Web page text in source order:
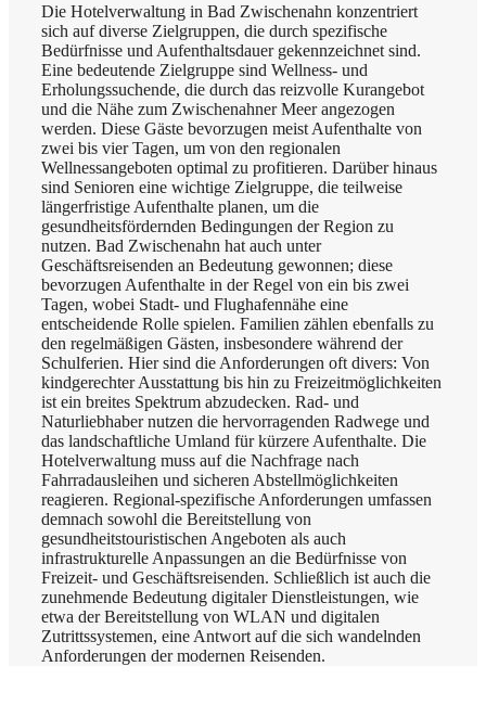
Die Hotelverwaltung in Bad Zwischenahn konzentriert
sich auf diverse Zielgruppen, die durch spezifische
Bedürfnisse und Aufenthaltsdauer gekennzeichnet sind.
Eine bedeutende Zielgruppe sind Wellness- und
Erholungssuchende, die durch das reizvolle Kurangebot
und die Nähe zum Zwischenahner Meer angezogen
werden. Diese Gäste bevorzugen meist Aufenthalte von
zwei bis vier Tagen, um von den regionalen
Wellnessangeboten optimal zu profitieren. Darüber hinaus
sind Senioren eine wichtige Zielgruppe, die teilweise
längerfristige Aufenthalte planen, um die
gesundheitsfördernden Bedingungen der Region zu
nutzen. Bad Zwischenahn hat auch unter
Geschäftsreisenden an Bedeutung gewonnen; diese
bevorzugen Aufenthalte in der Regel von ein bis zwei
Tagen, wobei Stadt- und Flughafennähe eine
entscheidende Rolle spielen. Familien zählen ebenfalls zu
den regelmäßigen Gästen, insbesondere während der
Schulferien. Hier sind die Anforderungen oft divers: Von
kindgerechter Ausstattung bis hin zu Freizeitmöglichkeiten
ist ein breites Spektrum abzudecken. Rad- und
Naturliebhaber nutzen die hervorragenden Radwege und
das landschaftliche Umland für kürzere Aufenthalte. Die
Hotelverwaltung muss auf die Nachfrage nach
Fahrradausleihen und sicheren Abstellmöglichkeiten
reagieren. Regional-spezifische Anforderungen umfassen
demnach sowohl die Bereitstellung von
gesundheitstouristischen Angeboten als auch
infrastrukturelle Anpassungen an die Bedürfnisse von
Freizeit- und Geschäftsreisenden. Schließlich ist auch die
zunehmende Bedeutung digitaler Dienstleistungen, wie
etwa der Bereitstellung von WLAN und digitalen
Zutrittssystemen, eine Antwort auf die sich wandelnden
Anforderungen der modernen Reisenden.